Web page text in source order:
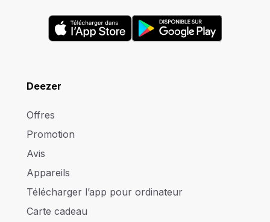
Deezer
Offres
Promotion
Avis
Appareils
Télécharger l’app pour ordinateur
Carte cadeau